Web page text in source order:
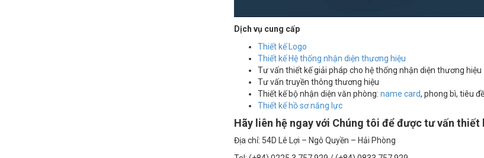
Dịch vụ cung cấp
Thiết kế Logo
Thiết kế Hệ thống nhận diện thương hiệu
Tư vấn thiết kế giải pháp cho hệ thống nhận diện thương hiệu
Tư vấn truyền thông thương hiệu
Thiết kế bộ nhận diện văn phòng: name card, phong bì, tiêu
Thiết kế hồ sơ năng lực
Hãy liên hệ ngay với Chúng tôi để được tư vấn thiết
Địa chỉ: 54D Lê Lợi – Ngô Quyền – Hải Phòng